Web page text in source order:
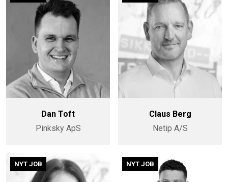
Dan Toft
Pinksky ApS
Claus Berg
Netip A/S
NYT JOB NYT JOB